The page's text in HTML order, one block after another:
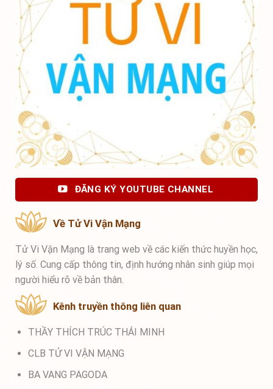
ĐĂNG KÝ YOUTUBE CHANNEL
Về Tử Vi Vận Mạng
Tử Vi Vận Mạng là trang web về các kiến thức huyền học,
lý số. Cung cấp thông tin, định hướng nhân sinh giúp mọi
người hiểu rõ về bản thân.
Kênh truyền thông liên quan
THẦY THÍCH TRÚC THÁI MINH
CLB TỬ VI VẬN MẠNG
BA VANG PAGODA